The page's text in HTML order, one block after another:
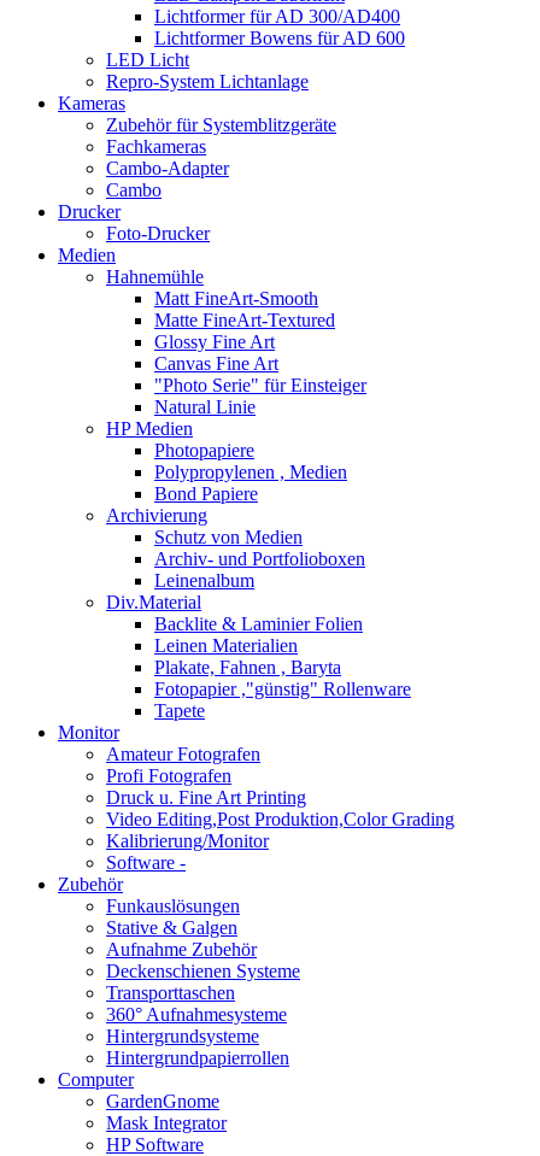
Lichtformer für AD 300/AD400
Lichtformer Bowens für AD 600
LED Licht
Repro-System Lichtanlage
Kameras
Zubehör für Systemblitzgeräte
Fachkameras
Cambo-Adapter
Cambo
Drucker
Foto-Drucker
Medien
Hahnemühle
Matt FineArt-Smooth
Matte FineArt-Textured
Glossy Fine Art
Canvas Fine Art
"Photo Serie" für Einsteiger
Natural Linie
HP Medien
Photopapiere
Polypropylenen , Medien
Bond Papiere
Archivierung
Schutz von Medien
Archiv- und Portfolioboxen
Leinenalbum
Div.Material
Backlite & Laminier Folien
Leinen Materialien
Plakate, Fahnen , Baryta
Fotopapier ,"günstig" Rollenware
Tapete
Monitor
Amateur Fotografen
Profi Fotografen
Druck u. Fine Art Printing
Video Editing,Post Produktion,Color Grading
Kalibrierung/Monitor
Software -
Zubehör
Funkauslösungen
Stative & Galgen
Aufnahme Zubehör
Deckenschienen Systeme
Transporttaschen
360° Aufnahmesysteme
Hintergrundsysteme
Hintergrundpapierrollen
Computer
GardenGnome
Mask Integrator
HP Software